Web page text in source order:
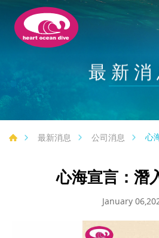
最新
最新消息 公司消息 心
心海宣言：潛
January